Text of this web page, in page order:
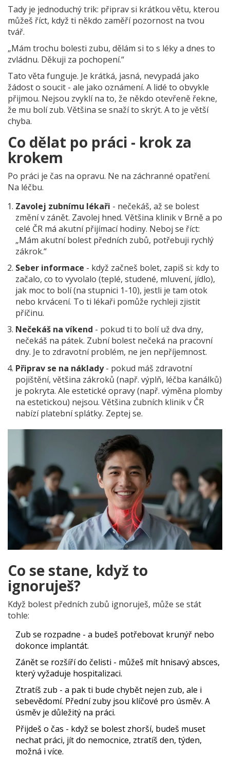
Tady je jednoduchý trik: připrav si krátkou větu, kterou
můžeš říct, když ti někdo zaměří pozornost na tvou
tvář.
„Mám trochu bolesti zubu, dělám si to s léky a dnes to
zvládnu. Děkuji za pochopení.“
Tato věta funguje. Je krátká, jasná, nevypadá jako
žádost o soucit - ale jako oznámení. A lidé to obvykle
přijmou. Nejsou zvyklí na to, že někdo otevřeně řekne,
že mu bolí zub. Většina se snaží to skrýt. A to je větší
chyba.
Co dělat po práci - krok za
krokem
Po práci je čas na opravu. Ne na záchranné opatření.
Na léčbu.
Zavolej zubnímu lékaři - nečekáš, až se bolest
změní v zánět. Zavolej hned. Většina klinik v Brně a po
celé ČR má akutní přijímací hodiny. Neboj se říct:
„Mám akutní bolest předních zubů, potřebuji rychlý
zákrok.“
Seber informace - když začneš bolet, zapiš si: kdy to
začalo, co to vyvolalo (teplé, studené, mluvení, jídlo),
jak moc to bolí (na stupnici 1-10), jestli je tam otok
nebo krvácení. To ti lékaři pomůže rychleji zjistit
příčinu.
Nečekáš na víkend - pokud ti to bolí už dva dny,
nečekáš na pátek. Zubní bolest nečeká na pracovní
dny. Je to zdravotní problém, ne jen nepříjemnost.
Připrav se na náklady- pokud máš zdravotní
pojištění, většina zákroků (např. výplň, léčba kanálků)
je pokryta. Ale estetické opravy (např. výměna plomby
na estetickou) nejsou. Většina zubních klinik v ČR
nabízí platební splátky. Zeptej se.
Co se stane, když to
ignoruješ?
Když bolest předních zubů ignoruješ, může se stát
tohle:
Zub se rozpadne - a budeš potřebovat krunýř nebo
dokonce implantát.
Zánět se rozšíří do čelisti - můžeš mít hnisavý absces,
který vyžaduje hospitalizaci.
Ztratíš zub - a pak ti bude chybět nejen zub, ale i
sebevědomí. Přední zuby jsou klíčové pro úsměv. A
úsměv je důležitý na práci.
Přijdeš o čas - když se bolest zhorší, budeš muset
nechat práci, jít do nemocnice, ztratíš den, týden,
možná i více.